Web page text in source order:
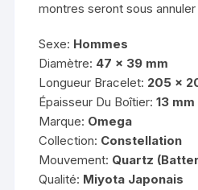
montres seront sous
Sexe: Hommes
Diamètre: 47 x 39 mm
Longueur Bracelet: 205 x
Épaisseur Du Boîtier:13 mm
Marque: Omega
Collection: Constellation
Mouvement: Quartz
Qualité: Miyota Japonais